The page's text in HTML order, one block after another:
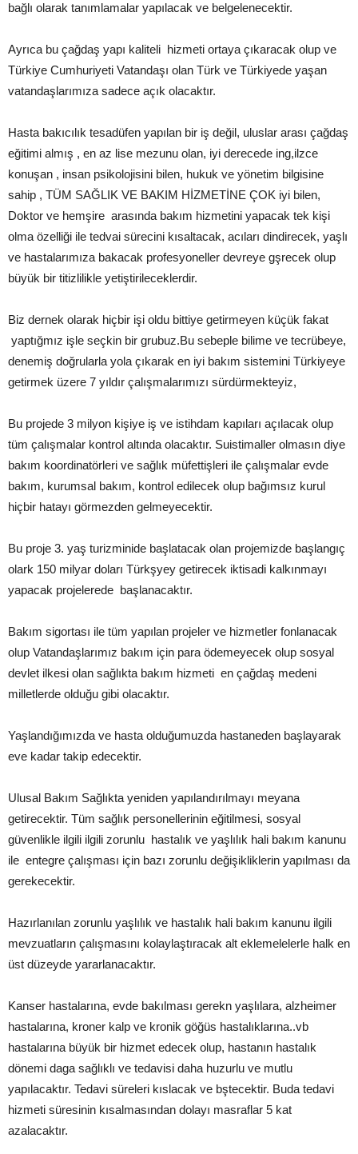
bağlı olarak tanımlamalar yapılacak ve belgelenecektir.
Ayrıca bu çağdaş yapı kaliteli hizmeti ortaya çıkaracak olup ve
Türkiye Cumhuriyeti Vatandaşı olan Türk ve Türkiyede yaşan
vatandaşlarımıza sadece açık olacaktır.
Hasta bakıcılık tesadüfen yapılan bir iş değil, uluslar arası çağdaş
eğitimi almış , en az lise mezunu olan, iyi derecede ing,ilzce
konuşan , insan psikolojisini bilen, hukuk ve yönetim bilgisine
sahip , TÜM SAĞLIK VE BAKIM HİZMETİNE ÇOK iyi bilen,
Doktor ve hemşire arasında bakım hizmetini yapacak tek kişi
olma özelliği ile tedvai sürecini kısaltacak, acıları dindirecek, yaşlı
ve hastalarımıza bakacak profesyoneller devreye gşrecek olup
büyük bir titizlilikle yetiştirileceklerdir.
Biz dernek olarak hiçbir işi oldu bittiye getirmeyen küçük fakat
yaptığmız işle seçkin bir grubuz.Bu sebeple bilime ve tecrübeye,
denemiş doğrularla yola çıkarak en iyi bakım sistemini Türkiyeye
getirmek üzere 7 yıldır çalışmalarımızı sürdürmekteyiz,
Bu projede 3 milyon kişiye iş ve istihdam kapıları açılacak olup
tüm çalışmalar kontrol altında olacaktır. Suistimaller olmasın diye
bakım koordinatörleri ve sağlık müfettişleri ile çalışmalar evde
bakım, kurumsal bakım, kontrol edilecek olup bağımsız kurul
hiçbir hatayı görmezden gelmeyecektir.
Bu proje 3. yaş turizminide başlatacak olan projemizde başlangıç
olark 150 milyar doları Türkşyey getirecek iktisadi kalkınmayı
yapacak projelerede başlanacaktır.
Bakım sigortası ile tüm yapılan projeler ve hizmetler fonlanacak
olup Vatandaşlarımız bakım için para ödemeyecek olup sosyal
devlet ilkesi olan sağlıkta bakım hizmeti en çağdaş medeni
milletlerde olduğu gibi olacaktır.
Yaşlandığımızda ve hasta olduğumuzda hastaneden başlayarak
eve kadar takip edecektir.
Ulusal Bakım Sağlıkta yeniden yapılandırılmayı meyana
getirecektir. Tüm sağlık personellerinin eğitilmesi, sosyal
güvenlikle ilgili ilgili zorunlu hastalık ve yaşlılık hali bakım kanunu
ile entegre çalışması için bazı zorunlu değişikliklerin yapılması da
gerekecektir.
Hazırlanılan zorunlu yaşlılık ve hastalık hali bakım kanunu ilgili
mevzuatların çalışmasını kolaylaştıracak alt eklemelelerle halk en
üst düzeyde yararlanacaktır.
Kanser hastalarına, evde bakılması gerekn yaşlılara, alzheimer
hastalarına, kroner kalp ve kronik göğüs hastalıklarına..vb
hastalarına büyük bir hizmet edecek olup, hastanın hastalık
dönemi daga sağlıklı ve tedavisi daha huzurlu ve mutlu
yapılacaktır. Tedavi süreleri kıslacak ve bştecektir. Buda tedavi
hizmeti süresinin kısalmasından dolayı masraflar 5 kat
azalacaktır.